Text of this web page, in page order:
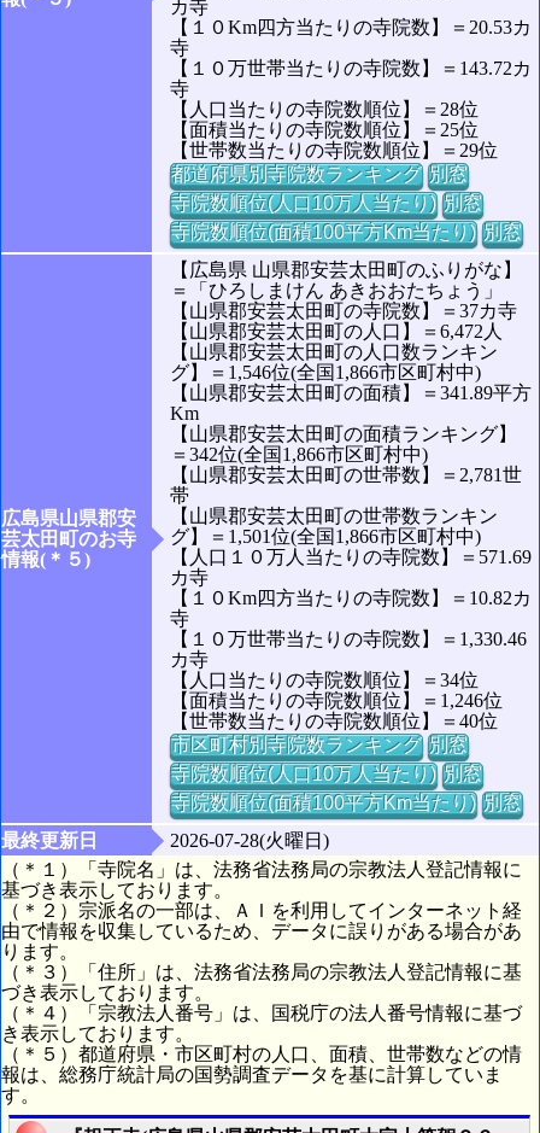
カ寺
【１０Km四方当たりの寺院数】＝20.53カ
寺
【１０万世帯当たりの寺院数】＝143.72カ
寺
【人口当たりの寺院数順位】＝28位
【面積当たりの寺院数順位】＝25位
【世帯数当たりの寺院数順位】＝29位
都道府県別寺院数ランキング 別窓
寺院数順位(人口10万人当たり) 別窓
寺院数順位(面積100平方Km当たり) 別窓
広島県山県郡安
芸太田町のお寺
情報(＊５)
【広島県 山県郡安芸太田町のふりがな】
＝「ひろしまけん あきおおたちょう」
【山県郡安芸太田町の寺院数】＝37カ寺
【山県郡安芸太田町の人口】＝6,472人
【山県郡安芸太田町の人口数ランキン
グ】＝1,546位(全国1,866市区町村中)
【山県郡安芸太田町の面積】＝341.89平方
Km
【山県郡安芸太田町の面積ランキング】
＝342位(全国1,866市区町村中)
【山県郡安芸太田町の世帯数】＝2,781世
帯
【山県郡安芸太田町の世帯数ランキン
グ】＝1,501位(全国1,866市区町村中)
【人口１０万人当たりの寺院数】＝571.69
カ寺
【１０Km四方当たりの寺院数】＝10.82カ
寺
【１０万世帯当たりの寺院数】＝1,330.46
カ寺
【人口当たりの寺院数順位】＝34位
【面積当たりの寺院数順位】＝1,246位
【世帯数当たりの寺院数順位】＝40位
市区町村別寺院数ランキング 別窓
寺院数順位(人口10万人当たり) 別窓
寺院数順位(面積100平方Km当たり) 別窓
最終更新日
2026-07-28(火曜日)
（＊１）「寺院名」は、法務省法務局の宗教法人登記情報に
基づき表示しております。
（＊２）宗派名の一部は、ＡＩを利用してインターネット経
由で情報を収集しているため、データに誤りがある場合があ
ります。
（＊３）「住所」は、法務省法務局の宗教法人登記情報に基
づき表示しております。
（＊４）「宗教法人番号」は、国税庁の法人番号情報に基づ
き表示しております。
（＊５）都道府県・市区町村の人口、面積、世帯数などの情
報は、総務庁統計局の国勢調査データを基に計算していま
す。